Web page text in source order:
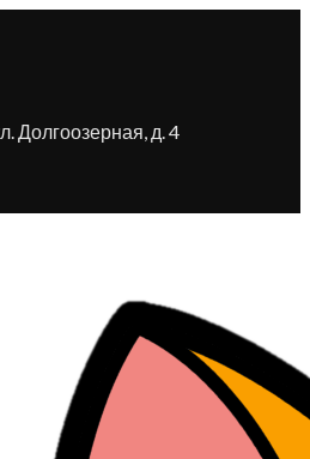
Долгоозерная, д. 4